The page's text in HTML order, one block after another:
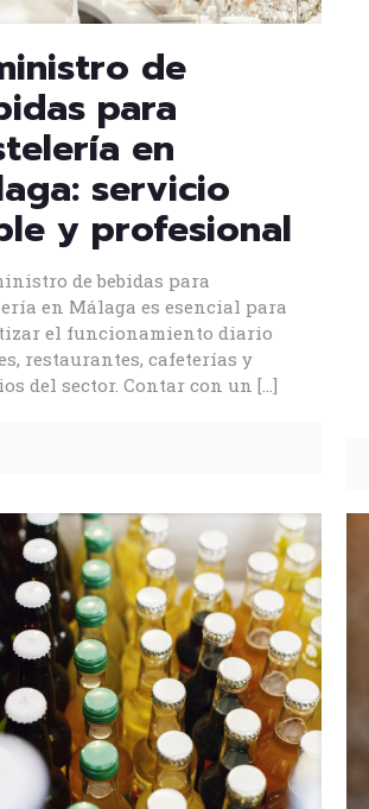
de
para
en
servicio
y profesional
de bebidas para
en Málaga es esencial para
el funcionamiento diario
restaurantes, cafeterías y
del sector. Contar con un […]